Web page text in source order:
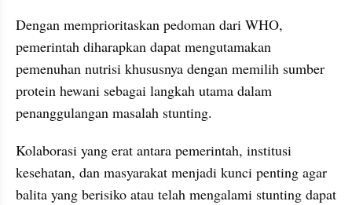
Dengan memprioritaskan pedoman dari WHO,
pemerintah diharapkan dapat mengutamakan
pemenuhan nutrisi khususnya dengan memilih sumber
protein hewani sebagai langkah utama dalam
penanggulangan masalah stunting.
Kolaborasi yang erat antara pemerintah, institusi
kesehatan, dan masyarakat menjadi kunci penting agar
balita yang berisiko atau telah mengalami stunting dapat